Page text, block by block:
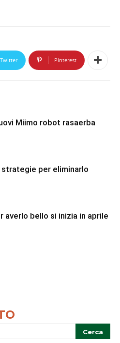
Twitter Pinterest
Miimo robot rasaerba
strategie per eliminarlo
averlo bello si inizia in aprile